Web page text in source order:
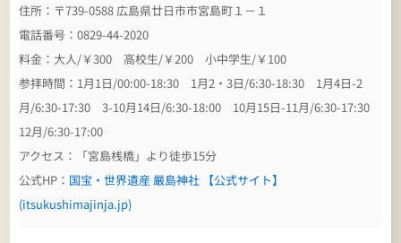
住所：〒739-0588 広島県廿日市市宮島町１－１
電話番号：0829-44-2020
料金：大人/￥300 高校生/￥200 小中学生/￥100
参拝時間：1月1日/00:00-18:30 1月2・3日/6:30-18:30 1月4日-2
月/6:30-17:30 3-10月14日/6:30-18:00 10月15日-11月/6:30-17:30
12月/6:30-17:00
アクセス：「宮島桟橋」より徒歩15分
公式HP： 国宝・世界遺産 嚴島神社 【公式サイト】
(itsukushimajinja.jp)